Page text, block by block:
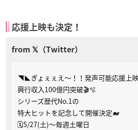
応援上映も決定！
◥◣ぎょぇぇえ～！！発声可能応援
興行収入100億円突破🎬🫧
シリーズ歴代No.1の
特大ヒットを記念して開催決定🐋
🗓5/27(土)〜毎週土曜日